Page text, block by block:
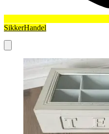
SikkerHandel